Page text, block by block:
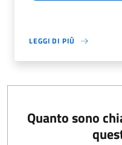
LEGGI DI PIÙ
Quanto sono